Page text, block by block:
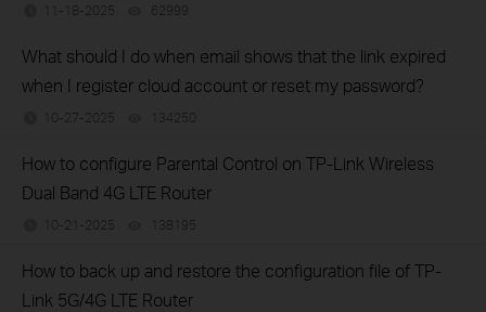
11-18-2025 62999
What should I do when email shows that the link expired
when I register cloud account or reset my password?
10-27-2025 134250
How to configure Parental Control on TP-Link Wireless
Dual Band 4G LTE Router
10-21-2025 138195
How to back up and restore the configuration file of TP-
Link 5G/4G LTE Router